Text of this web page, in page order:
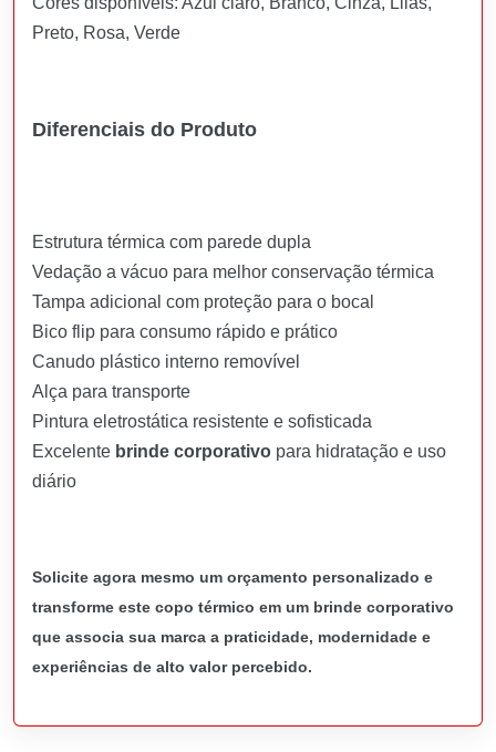
Preto, Rosa, Verde
Diferenciais do Produto
Estrutura térmica com parede dupla
Vedação a vácuo para melhor conservação térmica
Tampa adicional com proteção para o bocal
Bico flip para consumo rápido e prático
Canudo plástico interno removível
Alça para transporte
Pintura eletrostática resistente e sofisticada
Excelente brinde corporativo para hidratação e uso
diário
Solicite agora mesmo um orçamento personalizado e
transforme este copo térmico em um brinde corporativo
que associa sua marca a praticidade, modernidade e
experiências de alto valor percebido.